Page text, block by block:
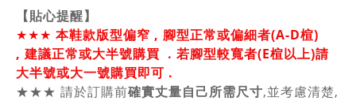
【貼心提醒】
★★★ 本鞋款版型偏窄 , 腳型正常或偏細者(A-D楦)
, 建議正常或大半號購買 . 若腳型較寬者(E楦以上)請
大半號或大一號購買即可 .
★★★ 請於訂購前確實丈量自己所需尺寸,並考慮清楚,